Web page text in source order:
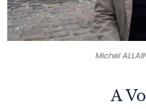
Michel
A